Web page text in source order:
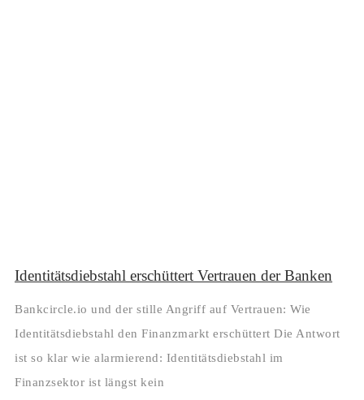
Identitätsdiebstahl erschüttert Vertrauen der Banken
Bankcircle.io und der stille Angriff auf Vertrauen: Wie
Identitätsdiebstahl den Finanzmarkt erschüttert Die Antwort
ist so klar wie alarmierend: Identitätsdiebstahl im
Finanzsektor ist längst kein